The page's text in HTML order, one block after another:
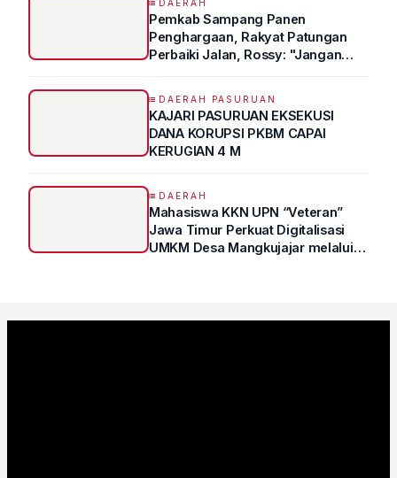
DAERAH
Pemkab Sampang Panen
Penghargaan, Rakyat Patungan
Perbaiki Jalan, Rossy: "Jangan
DAERAH PASURUAN
KAJARI PASURUAN EKSEKUSI
DANA KORUPSI PKBM CAPAI
KERUGIAN 4 M
DAERAH
Mahasiswa KKN UPN “Veteran”
Jawa Timur Perkuat Digitalisasi
UMKM Desa Mangkujajar melalui